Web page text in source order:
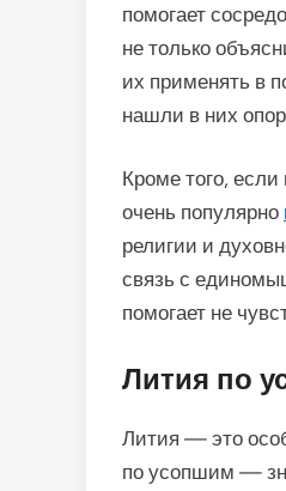
помогает
не только
их применять в
нашли в них
Кроме того,
очень популярно
религии и
связь с
помогает не
Лития по
Лития — это
по усопшим —